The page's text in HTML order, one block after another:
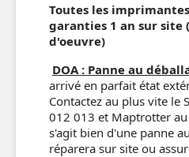
Toutes les imprimantes
garanties 1 an sur site
d'oeuvre)
DOA : Panne au
arrivé en parfait état
Contactez au plus vite le
012 013 et Maptrotter
s'agit bien d'une panne
réparera sur site ou